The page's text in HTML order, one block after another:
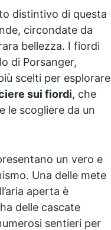
distintivo di questa
circondate da
bellezza. I fiordi
di Porsanger,
scelti per esplorare
sui fiordi, che
le scogliere da un
un vero e
Una delle mete
aperta è
delle cascate
sentieri per